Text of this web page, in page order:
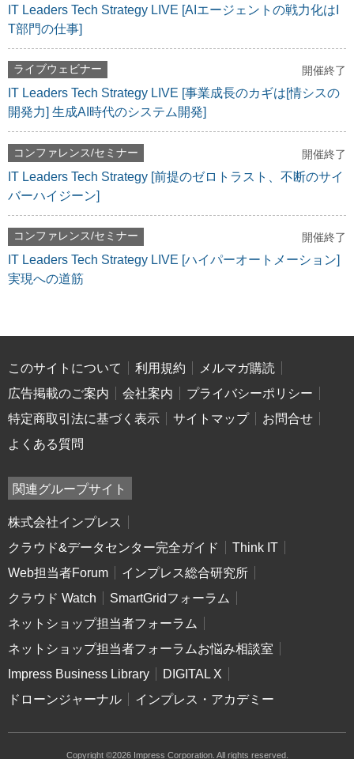
IT Leaders Tech Strategy LIVE [AIエージェントの戦力化はI
T部門の仕事]
ライブウェビナー 開催終了
IT Leaders Tech Strategy LIVE [事業成長のカギは[情シスの
開発力] 生成AI時代のシステム開発]
コンファレンス/セミナー 開催終了
IT Leaders Tech Strategy [前提のゼロトラスト、不断のサイ
バーハイジーン]
コンファレンス/セミナー 開催終了
IT Leaders Tech Strategy LIVE [ハイパーオートメーション]
実現への道筋
このサイトについて 利用規約
メルマガ購読
広告掲載のご案内
会社案内
プライバシーポリシー
特定商取引法に基づく表示
サイトマップ
お問合せ
よくある質問
関連グループサイト
株式会社インプレス
クラウド&データセンター完全ガイド
Think IT
Web担当者Forum
インプレス総合研究所
クラウド Watch
SmartGridフォーラム
ネットショップ担当者フォーラム
ネットショップ担当者フォーラムお悩み相談室
Impress Business Library
DIGITAL X
ドローンジャーナル
インプレス・アカデミー
Copyright ©2026 Impress Corporation. All rights reserved.